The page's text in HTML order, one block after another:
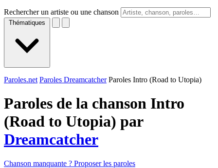
Rechercher un artiste ou une chanson
Thématiques
Paroles.net Paroles Dreamcatcher Paroles Intro (Road to Utopia)
Paroles de la chanson Intro
(Road to Utopia) par
Dreamcatcher
Chanson manquante ? Proposer les paroles